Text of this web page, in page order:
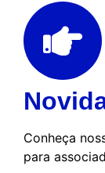
sua 6ª
sejam
de
sobre
Conheça
para